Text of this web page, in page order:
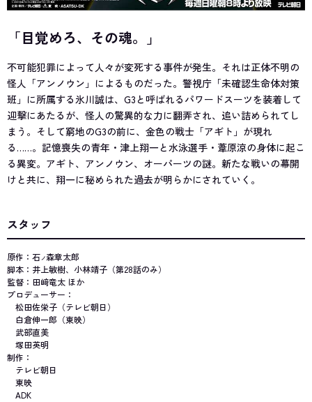
「目覚めろ、その魂。」
不可能犯罪によって人々が変死する事件が発生。それは正体不明の
怪人「アンノウン」によるものだった。警視庁「未確認生命体対策
班」に所属する氷川誠は、G3と呼ばれるパワードスーツを装着して
迎撃にあたるが、怪人の驚異的な力に翻弄され、追い詰められてし
まう。そして窮地のG3の前に、金色の戦士「アギト」が現れ
る……。記憶喪失の青年・津上翔一と水泳選手・葦原涼の身体に起こ
る異変。アギト、アンノウン、オーパーツの謎。新たな戦いの幕開
けと共に、翔一に秘められた過去が明らかにされていく。
スタッフ
原作：石ノ森章太郎
脚本：井上敏樹、小林靖子（第28話のみ）
監督：田﨑竜太 ほか
プロデューサー：
松田佐栄子（テレビ朝日）
白倉伸一郎（東映）
武部直美
塚田英明
制作：
テレビ朝日
東映
ADK